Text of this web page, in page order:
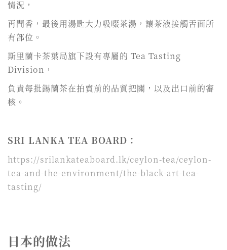
情況，
再聞香，最後用湯匙大力吸啜茶湯，讓茶液接觸舌面所
有部位。
斯里蘭卡茶葉局旗下設有專屬的 Tea Tasting
Division，
負責每批錫蘭茶在拍賣前的品質把關，以及出口前的審
核。
SRI LANKA TEA BOARD：
https://srilankateaboard.lk/ceylon-tea/ceylon-
tea-and-the-environment/the-black-art-tea-
tasting/
日本的做法